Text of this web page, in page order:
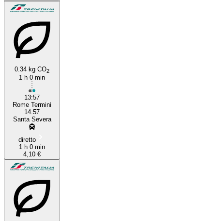
0.34 kg CO2
1 h 0 min
13:57
Rome Termini
14:57
Santa Severa
diretto
1 h 0 min
4,10 €